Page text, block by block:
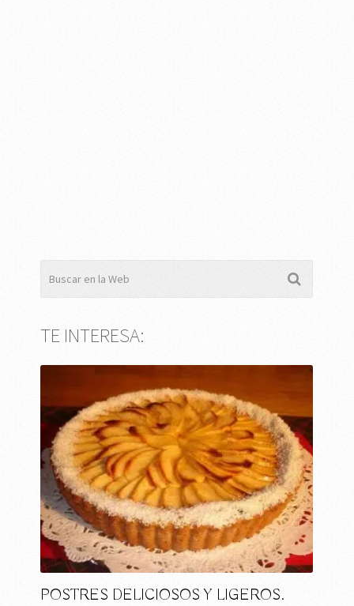
TE INTERESA:
POSTRES DELICIOSOS Y LIGEROS.